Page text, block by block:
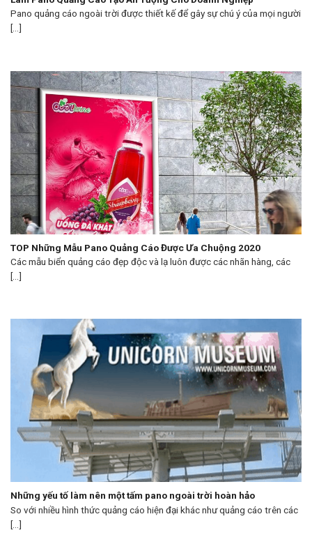
Pano quảng cáo ngoài trời được thiết kế để gây sự chú ý của mọi người
[...]
TOP Những Mẫu Pano Quảng Cáo Được Ưa Chuộng 2020
Các mẫu biển quảng cáo đẹp độc và lạ luôn được các nhãn hàng, các
[...]
Những yếu tố làm nên một tấm pano ngoài trời hoàn hảo
So với nhiều hình thức quảng cáo hiện đại khác như quảng cáo trên các
[...]